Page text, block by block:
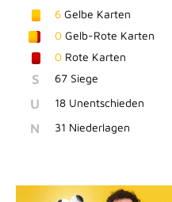
6 Gelbe Karten
0 Gelb-Rote Karten
0 Rote Karten
S 67 Siege
U 18 Unentschieden
N 31 Niederlagen